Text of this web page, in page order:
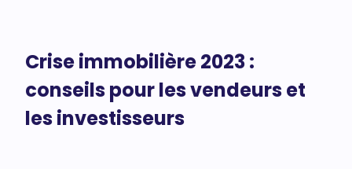
Crise immobilière 2023 :
conseils pour les vendeurs et
les investisseurs